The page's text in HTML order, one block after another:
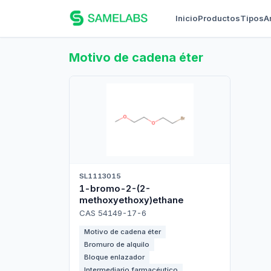
InicioProductosTipos
Motivo de cadena éter
SL1113015
1-bromo-2-(2-
methoxyethoxy)ethane
CAS 54149-17-6
Motivo de cadena éter
Bromuro de alquilo
Bloque enlazador